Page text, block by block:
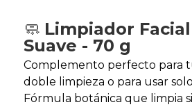
🧼 Limpiador
Suave - 70 g
Complemento perfecto para
doble limpieza o para usar
Fórmula botánica que limpia